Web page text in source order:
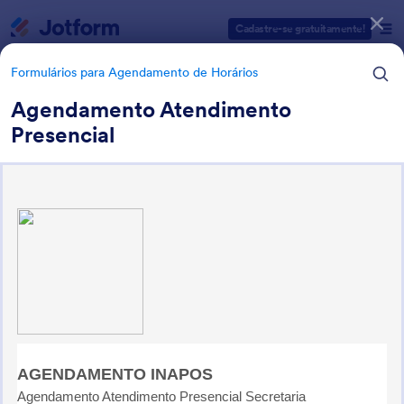
Cadastre-se gratuitamente!
Formulários para Agendamento de Horários
Agendamento Atendimento
Presencial
Formulários para
Categorias de Modelos para Formulários